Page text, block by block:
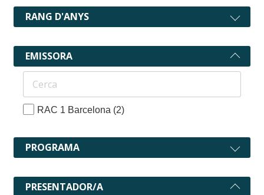
RANG D'ANYS
EMISSORA
RAC 1 Barcelona (2)
PROGRAMA
PRESENTADOR/A